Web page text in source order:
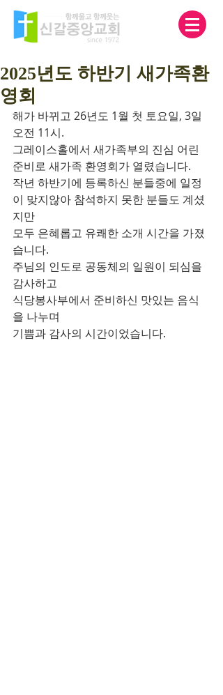
2025년도 하반기 새가족환
영회
해가 바뀌고 26년도 1월 첫 토요일, 3일
오전 11시.
그레이스홀에서 새가족부의 진심 어린
준비로 새가족 환영회가 열렸습니다.
작년 하반기에 등록하신 분들중에 일정
이 맞지않아 참석하지 못한 분들도 계셨
지만
모두 은혜롭고 유쾌한 소개 시간을 가졌
습니다.
주님의 인도로 공동체의 일원이 되심을
감사하고
식당봉사부에서 준비하신 맛있는 음식
을 나누며
기쁨과 감사의 시간이었습니다.